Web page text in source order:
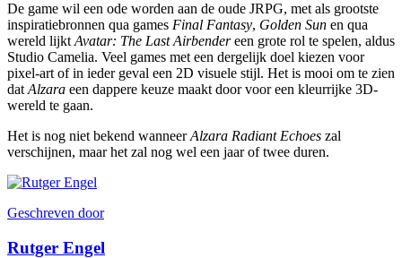
De game wil een ode worden aan de oude JRPG, met als grootste
inspiratiebronnen qua games Final Fantasy, Golden Sun en qua
wereld lijkt Avatar: The Last Airbendereen grote rol te spelen, aldus
Studio Camelia. Veel games met een dergelijk doel kiezen voor
pixel-art of in ieder geval een 2D visuele stijl. Het is mooi om te zien
dat Alzara een dappere keuze maakt door voor een kleurrijke 3D-
wereld te gaan.
Het is nog niet bekend wanneerAlzara Radiant Echoes zal
verschijnen, maar het zal nog wel een jaar of twee duren.
Geschreven door
Rutger Engel